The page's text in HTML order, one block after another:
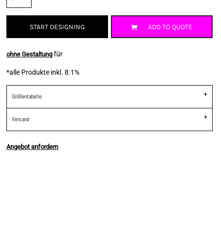
START DESIGNING ADD TO QUOTE
ohne Gestaltung für
*alle Produkte inkl. 8.1%
Größentabelle
Versand
Angebot anfordern